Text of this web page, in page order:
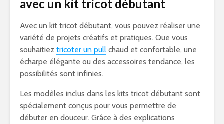
avec un kit tricot débutant
Avec un kit tricot débutant, vous pouvez réaliser une
variété de projets créatifs et pratiques. Que vous
souhaitiez tricoter un pull chaud et confortable, une
écharpe élégante ou des accessoires tendance, les
possibilités sont infinies.
Les modèles inclus dans les kits tricot débutant sont
spécialement conçus pour vous permettre de
débuter en douceur. Grâce à des explications